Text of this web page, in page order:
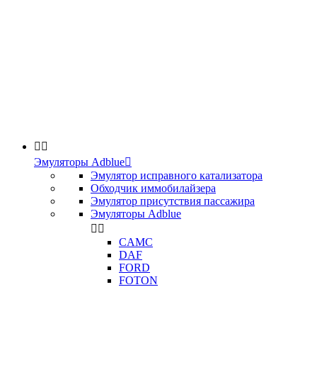
 
Эмуляторы Adblue
Эмулятор исправного катализатора
Обходчик иммобилайзера
Эмулятор присутствия пассажира
Эмуляторы Adblue
 
CAMC
DAF
FORD
FOTON